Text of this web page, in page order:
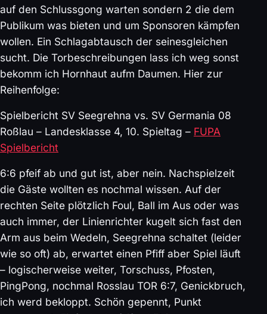
auf den Schlussgong warten sondern 2 die dem
Publikum was bieten und um Sponsoren kämpfen
wollen. Ein Schlagabtausch der seinesgleichen
sucht. Die Torbeschreibungen lass ich weg sonst
bekomm ich Hornhaut aufm Daumen. Hier zur
Reihenfolge:
Spielbericht SV Seegrehna vs. SV Germania 08
Roßlau – Landesklasse 4, 10. Spieltag – FUPA
Spielbericht
6:6 pfeif ab und gut ist, aber nein. Nachspielzeit
die Gäste wollten es nochmal wissen. Auf der
rechten Seite plötzlich Foul, Ball im Aus oder was
auch immer, der Linienrichter kugelt sich fast den
Arm aus beim Wedeln, Seegrehna schaltet (leider
wie so oft) ab, erwartet einen Pfiff aber Spiel läuft
– logischerweise weiter, Torschuss, Pfosten,
PingPong, nochmal Rosslau TOR 6:7, Genickbruch,
ich werd bekloppt. Schön gepennt, Punkt